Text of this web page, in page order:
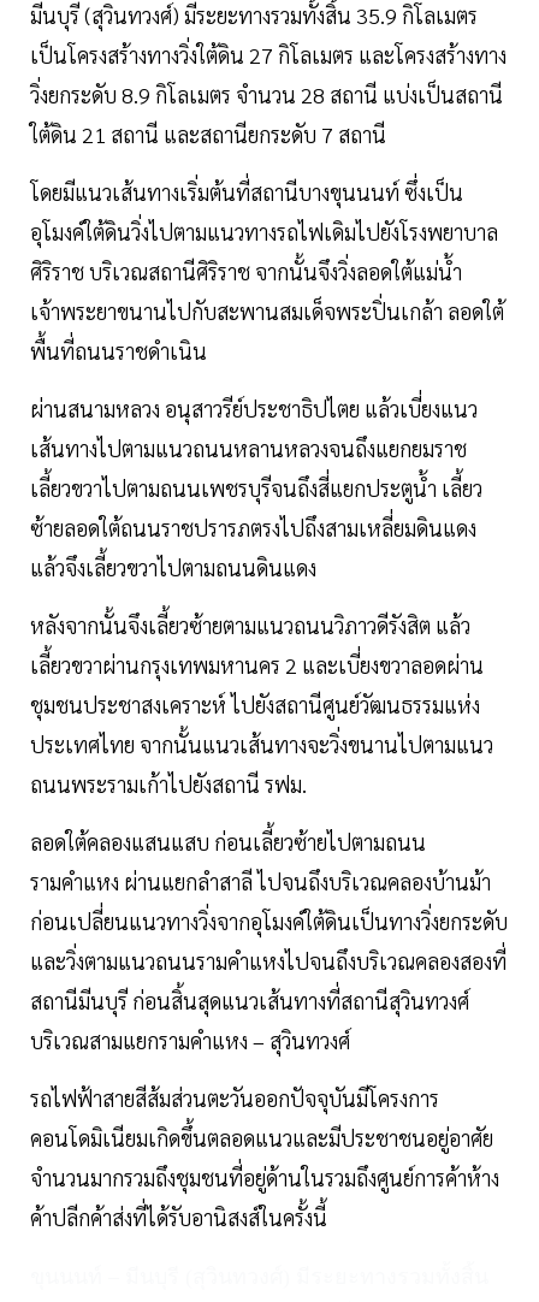
มีนบุรี (สุวินทวงศ์) มีระยะทางรวมทั้งสิ้น 35.9 กิโลเมตร
เป็นโครงสร้างทางวิ่งใต้ดิน 27 กิโลเมตร และโครงสร้างทาง
วิ่งยกระดับ 8.9 กิโลเมตร จำนวน 28 สถานี แบ่งเป็นสถานี
ใต้ดิน 21 สถานี และสถานียกระดับ 7 สถานี
โดยมีแนวเส้นทางเริ่มต้นที่สถานีบางขุนนนท์ ซึ่งเป็น
อุโมงค์ใต้ดินวิ่งไปตามแนวทางรถไฟเดิมไปยังโรงพยาบาล
ศิริราช บริเวณสถานีศิริราช จากนั้นจึงวิ่งลอดใต้แม่น้ำ
เจ้าพระยาขนานไปกับสะพานสมเด็จพระปิ่นเกล้า ลอดใต้
พื้นที่ถนนราชดำเนิน
ผ่านสนามหลวง อนุสาวรีย์ประชาธิปไตย แล้วเบี่ยงแนว
เส้นทางไปตามแนวถนนหลานหลวงจนถึงแยกยมราช
เลี้ยวขวาไปตามถนนเพชรบุรีจนถึงสี่แยกประตูน้ำ เลี้ยว
ซ้ายลอดใต้ถนนราชปรารภตรงไปถึงสามเหลี่ยมดินแดง
แล้วจึงเลี้ยวขวาไปตามถนนดินแดง
หลังจากนั้นจึงเลี้ยวซ้ายตามแนวถนนวิภาวดีรังสิต แล้ว
เลี้ยวขวาผ่านกรุงเทพมหานคร 2 และเบี่ยงขวาลอดผ่าน
ชุมชนประชาสงเคราะห์ ไปยังสถานีศูนย์วัฒนธรรมแห่ง
ประเทศไทย จากนั้นแนวเส้นทางจะวิ่งขนานไปตามแนว
ถนนพระรามเก้าไปยังสถานี รฟม.
ลอดใต้คลองแสนแสบ ก่อนเลี้ยวซ้ายไปตามถนน
รามคำแหง ผ่านแยกลำสาลี ไปจนถึงบริเวณคลองบ้านม้า
ก่อนเปลี่ยนแนวทางวิ่งจากอุโมงค์ใต้ดินเป็นทางวิ่งยกระดับ
และวิ่งตามแนวถนนรามคำแหงไปจนถึงบริเวณคลองสองที่
สถานีมีนบุรี ก่อนสิ้นสุดแนวเส้นทางที่สถานีสุวินทวงศ์
บริเวณสามแยกรามคำแหง – สุวินทวงศ์
รถไฟฟ้าสายสีส้มส่วนตะวันออกปัจจุบันมีโครงการ
คอนโดมิเนียมเกิดขึ้นตลอดแนวและมีประชาชนอยู่อาศัย
จำนวนมากรวมถึงชุมชนที่อยู่ด้านในรวมถึงศูนย์การค้าห้าง
ค้าปลีกค้าส่งที่ได้รับอานิสงส์ในครั้งนี้